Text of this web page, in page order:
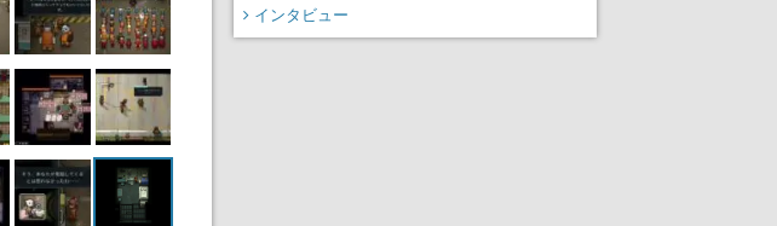
インタビュー